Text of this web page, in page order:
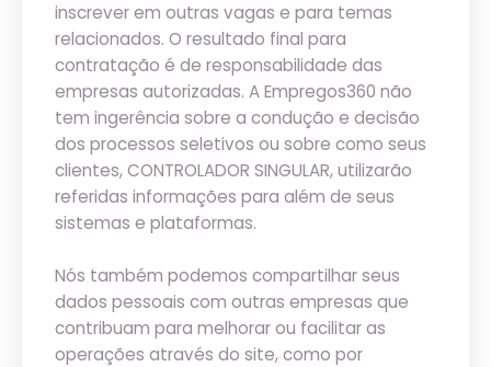
inscrever em outras vagas e para temas
relacionados. O resultado final para
contratação é de responsabilidade das
empresas autorizadas. A Empregos360 não
tem ingerência sobre a condução e decisão
dos processos seletivos ou sobre como seus
clientes, CONTROLADOR SINGULAR, utilizarão
referidas informações para além de seus
sistemas e plataformas.
Nós também podemos compartilhar seus
dados pessoais com outras empresas que
contribuam para melhorar ou facilitar as
operações através do site, como por